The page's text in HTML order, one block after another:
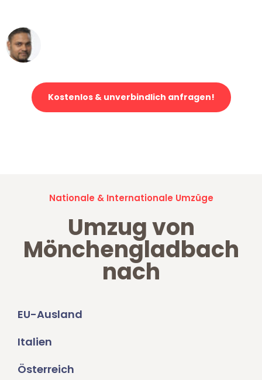
Kostenlos & unverbindlich anfragen!
Nationale & Internationale Umzüge
Umzug von
Mönchengladbach
nach
EU-Ausland
Italien
Österreich